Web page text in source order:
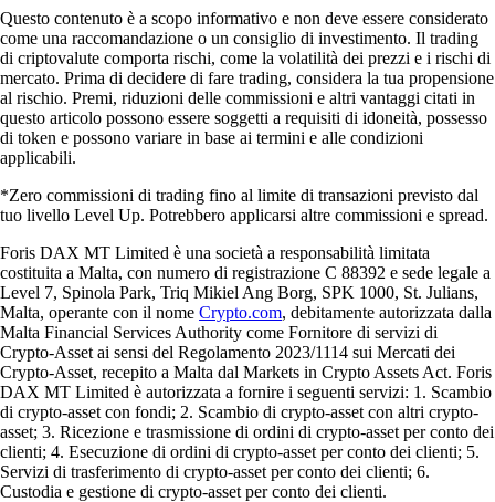
Questo contenuto è a scopo informativo e non deve essere considerato
come una raccomandazione o un consiglio di investimento. Il trading
di criptovalute comporta rischi, come la volatilità dei prezzi e i rischi di
mercato. Prima di decidere di fare trading, considera la tua propensione
al rischio. Premi, riduzioni delle commissioni e altri vantaggi citati in
questo articolo possono essere soggetti a requisiti di idoneità, possesso
di token e possono variare in base ai termini e alle condizioni
applicabili.
*Zero commissioni di trading fino al limite di transazioni previsto dal
tuo livello Level Up. Potrebbero applicarsi altre commissioni e spread.
Foris DAX MT Limited è una società a responsabilità limitata
costituita a Malta, con numero di registrazione C 88392 e sede legale a
Level 7, Spinola Park, Triq Mikiel Ang Borg, SPK 1000, St. Julians,
Malta, operante con il nome Crypto.com, debitamente autorizzata dalla
Malta Financial Services Authority come Fornitore di servizi di
Crypto-Asset ai sensi del Regolamento 2023/1114 sui Mercati dei
Crypto-Asset, recepito a Malta dal Markets in Crypto Assets Act. Foris
DAX MT Limited è autorizzata a fornire i seguenti servizi: 1. Scambio
di crypto-asset con fondi; 2. Scambio di crypto-asset con altri crypto-
asset; 3. Ricezione e trasmissione di ordini di crypto-asset per conto dei
clienti; 4. Esecuzione di ordini di crypto-asset per conto dei clienti; 5.
Servizi di trasferimento di crypto-asset per conto dei clienti; 6.
Custodia e gestione di crypto-asset per conto dei clienti.